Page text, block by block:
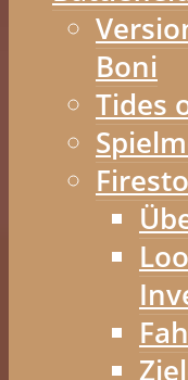
Boni
Tides